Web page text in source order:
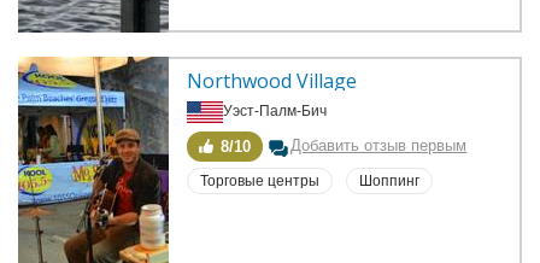
Northwood Village
Уэст-Палм-Бич
8/10 Добавить отзыв первым
Торговые центры Шоппинг